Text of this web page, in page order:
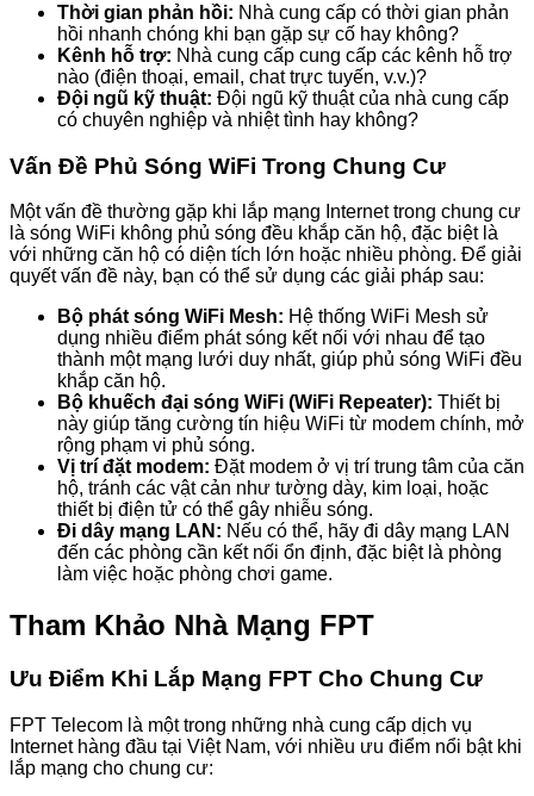
Thời gian phản hồi: Nhà cung cấp có thời gian phản
hồi nhanh chóng khi bạn gặp sự cố hay không?
Kênh hỗ trợ: Nhà cung cấp cung cấp các kênh hỗ trợ
nào (điện thoại, email, chat trực tuyến, v.v.)?
Đội ngũ kỹ thuật: Đội ngũ kỹ thuật của nhà cung cấp
có chuyên nghiệp và nhiệt tình hay không?
Vấn Đề Phủ Sóng WiFi Trong Chung Cư
Một vấn đề thường gặp khi lắp mạng Internet trong chung cư
là sóng WiFi không phủ sóng đều khắp căn hộ, đặc biệt là
với những căn hộ có diện tích lớn hoặc nhiều phòng. Để giải
quyết vấn đề này, bạn có thể sử dụng các giải pháp sau:
Bộ phát sóng WiFi Mesh: Hệ thống WiFi Mesh sử
dụng nhiều điểm phát sóng kết nối với nhau để tạo
thành một mạng lưới duy nhất, giúp phủ sóng WiFi đều
khắp căn hộ.
Bộ khuếch đại sóng WiFi (WiFi Repeater): Thiết bị
này giúp tăng cường tín hiệu WiFi từ modem chính, mở
rộng phạm vi phủ sóng.
Vị trí đặt modem: Đặt modem ở vị trí trung tâm của căn
hộ, tránh các vật cản như tường dày, kim loại, hoặc
thiết bị điện tử có thể gây nhiễu sóng.
Đi dây mạng LAN: Nếu có thể, hãy đi dây mạng LAN
đến các phòng cần kết nối ổn định, đặc biệt là phòng
làm việc hoặc phòng chơi game.
Tham Khảo Nhà Mạng FPT
Ưu Điểm Khi Lắp Mạng FPT Cho Chung Cư
FPT Telecom là một trong những nhà cung cấp dịch vụ
Internet hàng đầu tại Việt Nam, với nhiều ưu điểm nổi bật khi
lắp mạng cho chung cư: